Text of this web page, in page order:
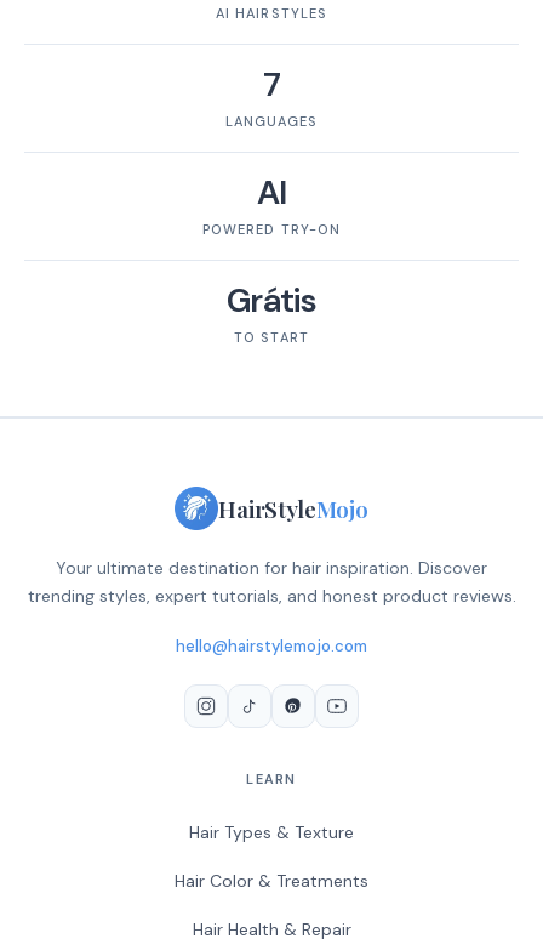
AI HAIRSTYLES
7
LANGUAGES
AI
POWERED TRY-ON
Grátis
TO START
HairStyleMojo
Your ultimate destination for hair inspiration. Discover
trending styles, expert tutorials, and honest product reviews.
hello@hairstylemojo.com
LEARN
Hair Types & Texture
Hair Color & Treatments
Hair Health & Repair